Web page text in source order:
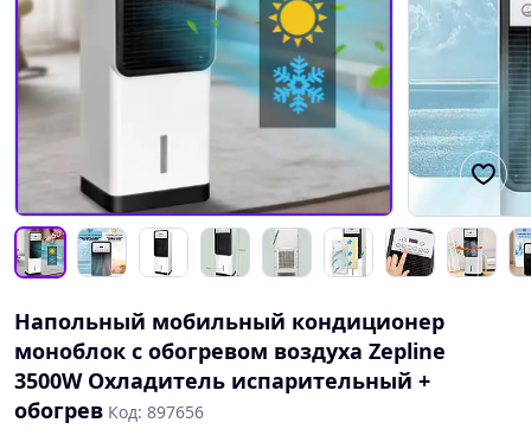
Напольный мобильный кондиционер
моноблок с обогревом воздуха Zepline
3500W Охладитель испарительный +
обогрев Код: 897656